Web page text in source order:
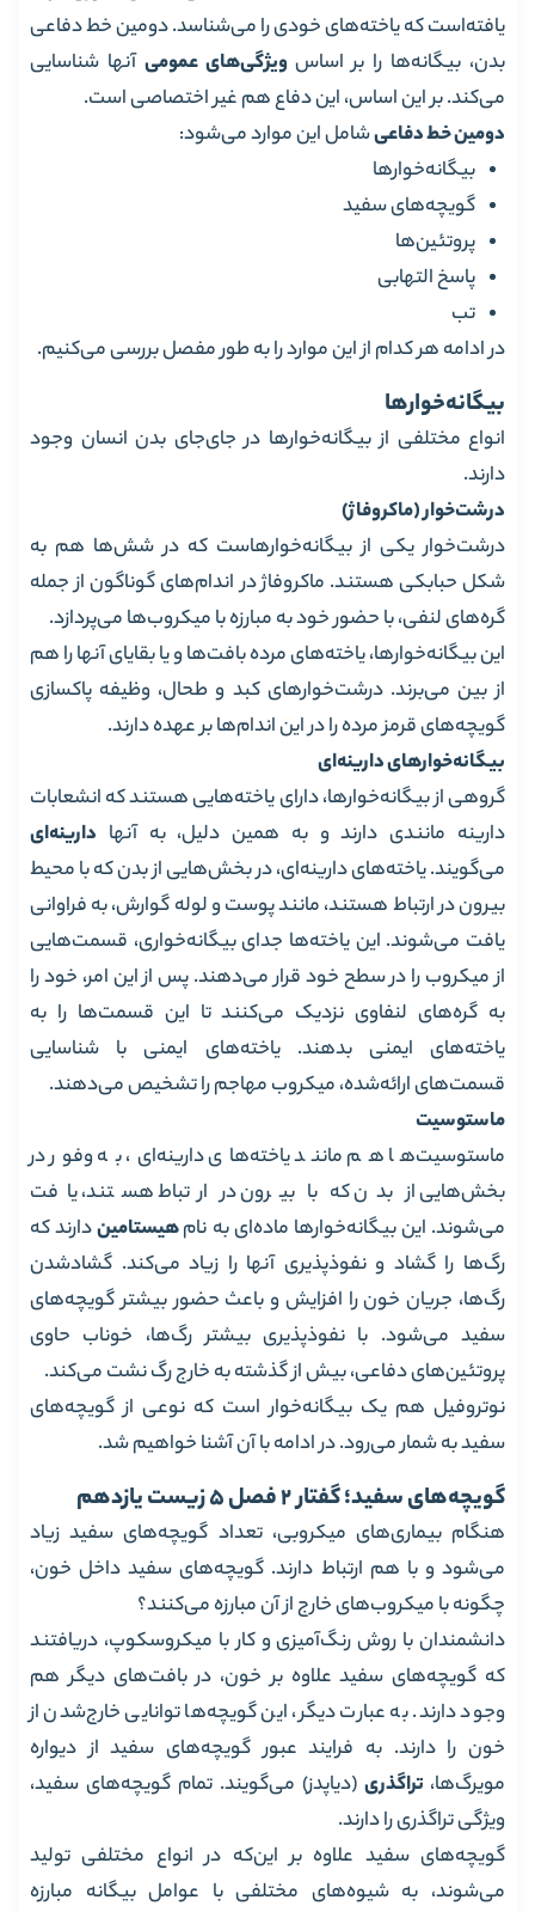
یافته‌است که یاخته‌های خودی را می‌شناسد. دومین خط دفاعی
بدن، بیگانه‌ها را بر اساسویژگی‌های عمومی آنها شناسایی
می‌کند. بر این اساس، این دفاع هم غیر اختصاصی است.
دومین خط دفاعیشامل این موارد می‌شود:
بیگانه‌خوارها
گویچه‌های سفید
پروتئین‌ها
پاسخ التهابی
تب
در ادامه هر کدام از این موارد را به طور مفصل بررسی می‌کنیم.
بیگانه‌خوارها
انواع مختلفی از بیگانه‌خوارها در جای‌جای بدن انسان وجود
دارند.
درشت‌خوار (ماکروفاژ)
درشت‌خوار یکی از بیگانه‌خوارهاست که در شش‌ها هم به
شکل حبابکی هستند. ماکروفاژ در اندام‌های گوناگون از جمله
گره‌های لنفی، با حضور خود به مبارزه با میکروب‌ها می‌پردازد.
این بیگانه‌خوارها، یاخته‌های مرده بافت‌ها و یا بقایای آنها را هم
از بین می‌برند. درشت‌خوارهای کبد و طحال، وظیفه پاکسازی
گویچه‌های قرمز مرده را در این اندام‌ها بر عهده دارند.
بیگانه‌خوارهای دارینه‌ای
گروهی از بیگانه‌خوارها، دارای یاخته‌هایی هستند که انشعابات
دارینه مانندی دارند و به همین دلیل، به آنها دارینه‌ای
می‌گویند. یاخته‌های دارینه‌ای، در بخش‌هایی از بدن که با محیط
بیرون در ارتباط هستند، مانند پوست و لوله گوارش، به فراوانی
یافت می‌شوند. این یاخته‌ها جدای بیگانه‌خواری، قسمت‌هایی
از میکروب را در سطح خود قرار می‌دهند. پس از این امر، خود را
به گره‌های لنفاوی نزدیک می‌کنند تا این قسمت‌ها را به
یاخته‌های ایمنی بدهند. یاخته‌های ایمنی با شناسایی
قسمت‌های ارائه‌شده، میکروب مهاجم را تشخیص می‌دهند.
ماستوسیت
ماستوسیت‌ها هم مانند یاخته‌های دارینه‌ای، به وفور در
بخش‌هایی از بدن که با بیرون در ارتباط هستند، یافت
می‌شوند. این بیگانه‌خوارها ماده‌ای به نامهیستامیندارند که
رگ‌ها را گشاد و نفوذپذیری آنها را زیاد می‌کند. گشاد‌شدن
رگ‌ها، جریان خون را افزایش و باعث حضور بیشتر گویچه‌های
سفید می‌شود. با نفوذپذیری بیشتر رگ‌ها، خوناب حاوی
پروتئین‌های دفاعی، بیش از گذشته به خارج رگ نشت می‌کند.
نوتروفیل هم یک بیگانه‌خوار است که نوعی از گویچه‌های
سفید به شمار می‌رود. در ادامه با آن آشنا خواهیم شد.
گویچه‌های سفید؛ گفتار 2 فصل 5 زیست یازدهم
هنگام بیماری‌های میکروبی، تعداد گویچه‌های سفید زیاد
می‌شود و با هم ارتباط دارند. گویچه‌های سفید داخل خون،
چگونه با میکروب‌های خارج از آن مبارزه می‌کنند؟
دانشمندان با روش رنگ‌آمیزی و کار با میکروسکوپ، دریافتند
که گویچه‌های سفید علاوه بر خون، در بافت‌های دیگر هم
وجود دارند. به عبارت دیگر، این گویچه‌ها توانایی خارج‌شدن از
خون را دارند. به فرایند عبور گویچه‌های سفید از دیواره
مویرگ‌ها، تراگذری (دیاپدز) می‌گویند. تمام گویچه‌های سفید،
ویژگی تراگذری را دارند.
گویچه‌های سفید علاوه بر این‌که در انواع مختلفی تولید
می‌شوند، به شیوه‌های مختلفی با عوامل بیگانه مبارزه